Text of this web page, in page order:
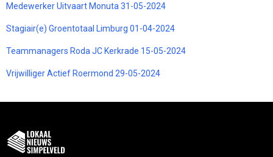
Medewerker Uitvaart Monuta 31-05-2024
Stagiair(e) Groentotaal Limburg 01-04-2024
Teammanagers Roda JC Kerkrade 15-05-2024
Vrijwilliger Actief Roermond 29-05-2024